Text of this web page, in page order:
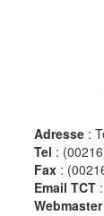
Adresse :
Tel :
Fax :
Email TCT :